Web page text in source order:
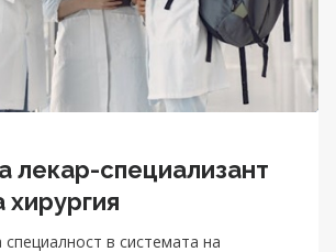
лекар-специализант
в системата на